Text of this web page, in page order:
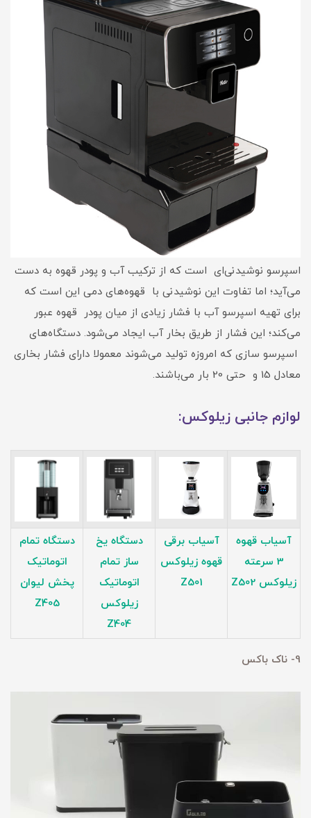
اسپرسو نوشیدنی‌ای است که از ترکیب آب و پودر قهوه به دست
می‌آید؛ اما تفاوت این نوشیدنی با قهوه‌های دمی این است که
برای تهیه اسپرسو آب با فشار زیادی از میان پودر قهوه عبور
می‌کند؛ این فشار از طریق بخار آب ایجاد می‌شود. دستگاه‌های
اسپرسو سازی که امروزه تولید می‌شوند معمولا دارای فشار بخاری
معادل 15 و حتی 20 بار می‌باشند.
لوازم جانبی زیلوکس:
آسیاب قهوه
3 سرعته
زیلوکس Z502
آسیاب برقی
قهوه زیلوکس
Z501
دستگاه یخ
ساز تمام
اتوماتیک
زیلوکس
Z404
دستگاه تمام
اتوماتیک
پخش لیوان
Z405
9- ناک باکس